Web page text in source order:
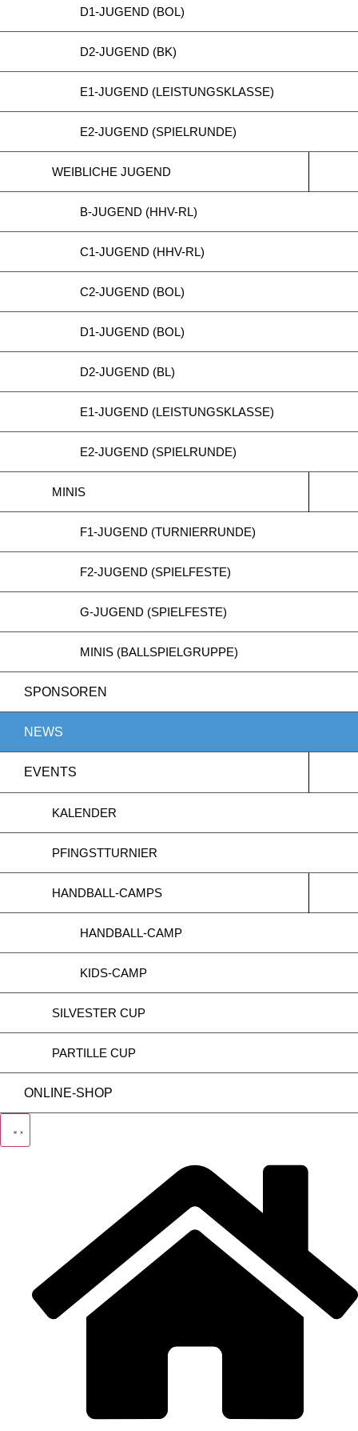
D1-JUGEND (BOL)
D2-JUGEND (BK)
E1-JUGEND (LEISTUNGSKLASSE)
E2-JUGEND (SPIELRUNDE)
WEIBLICHE JUGEND
B-JUGEND (HHV-RL)
C1-JUGEND (HHV-RL)
C2-JUGEND (BOL)
D1-JUGEND (BOL)
D2-JUGEND (BL)
E1-JUGEND (LEISTUNGSKLASSE)
E2-JUGEND (SPIELRUNDE)
MINIS
F1-JUGEND (TURNIERRUNDE)
F2-JUGEND (SPIELFESTE)
G-JUGEND (SPIELFESTE)
MINIS (BALLSPIELGRUPPE)
SPONSOREN
NEWS
EVENTS
KALENDER
PFINGSTTURNIER
HANDBALL-CAMPS
HANDBALL-CAMP
KIDS-CAMP
SILVESTER CUP
PARTILLE CUP
ONLINE-SHOP